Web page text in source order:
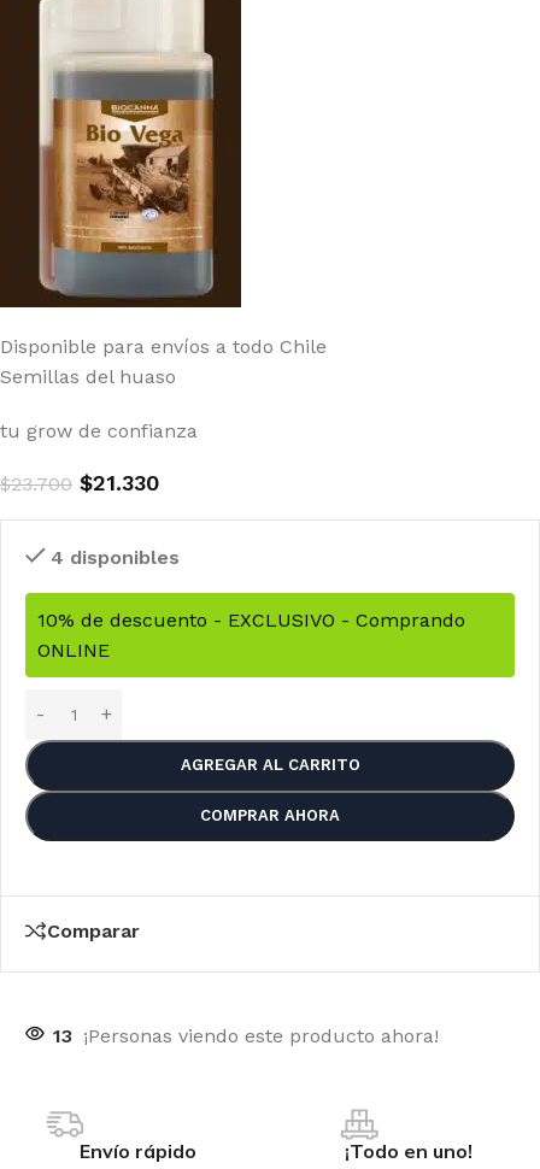
Disponible para envíos a todo Chile
Semillas del huaso
tu grow de confianza
$23.700 $21.330
4 disponibles
10% de descuento - EXCLUSIVO - Comprando
ONLINE
AGREGAR AL CARRITO
COMPRAR AHORA
Comparar
13 ¡Personas viendo este producto ahora!
Envío rápido ¡Todo en uno!